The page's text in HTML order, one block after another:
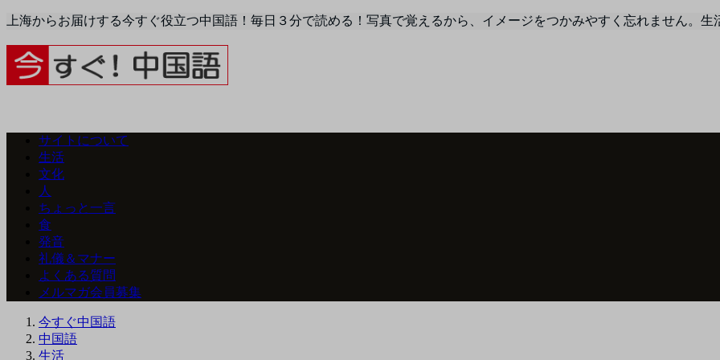
上海からお届けする今すぐ役立つ中国語！毎日３分で読める！写真で覚えるから、イメージをつかみやすく忘れません。
サイトについて
生活
文化
人
ちょっと一言
食
発音
礼儀＆マナー
よくある質問
メルマガ会員募集
今すぐ中国語
中国語
生活